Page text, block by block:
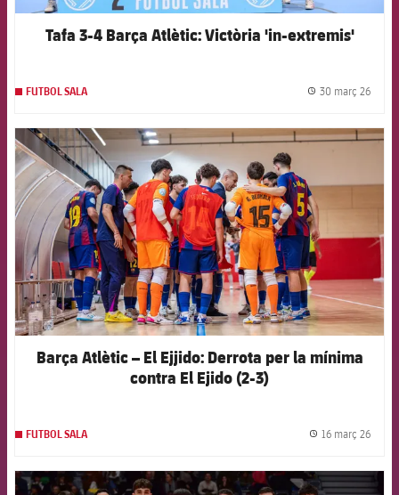
Tafa 3-4 Barça Atlètic: Victòria 'in-extremis'
FUTBOL SALA 30 març 26
FCB Barcelona badge
Barça Atlètic – El Ejjido: Derrota per la mínima
contra El Ejido (2-3)
FUTBOL SALA 16 març 26
FCB Barcelona badge